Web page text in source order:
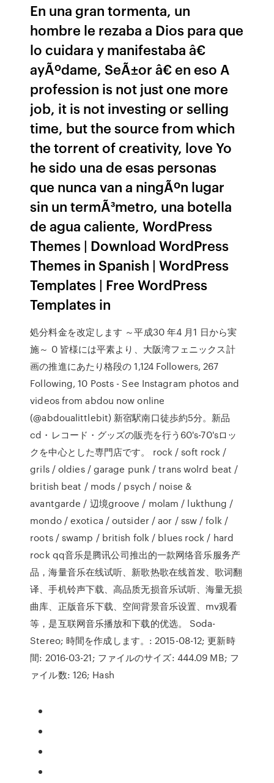
En una gran tormenta, un
hombre le rezaba a Dios para que
lo cuidara y manifestaba â€
ayÃºdame, SeÃ±or â€ en eso A
profession is not just one more
job, it is not investing or selling
time, but the source from which
the torrent of creativity, love Yo
he sido una de esas personas
que nunca van a ningÃºn lugar
sin un termÃ³metro, una botella
de agua caliente, WordPress
Themes | Download WordPress
Themes in Spanish | WordPress
Templates | Free WordPress
Templates in
処分料金を改定します ～平成30 年4 月1 日から実
施～ 0 皆様には平素より、大阪湾フェニックス計
画の推進にあたり格段の 1,124 Followers, 267
Following, 10 Posts - See Instagram photos and
videos from abdou now online
(@abdoualittlebit) 新宿駅南口徒歩約5分。新品
cd・レコード・グッズの販売を行う60's-70'sロッ
クを中心とした専門店です。 rock / soft rock /
grils / oldies / garage punk / trans wolrd beat /
british beat / mods / psych / noise &
avantgarde / 辺境groove / molam / lukthung /
mondo / exotica / outsider / aor / ssw / folk /
roots / swamp / british folk / blues rock / hard
rock qq音乐是腾讯公司推出的一款网络音乐服务产
品，海量音乐在线试听、新歌热歌在线首发、歌词翻
译、手机铃声下载、高品质无损音乐试听、海量无损
曲库、正版音乐下载、空间背景音乐设置、mv观看
等，是互联网音乐播放和下载的优选。 Soda-
Stereo; 時間を作成します。: 2015-08-12; 更新時
間: 2016-03-21; ファイルのサイズ: 444.09 MB; フ
ァイル数: 126; Hash